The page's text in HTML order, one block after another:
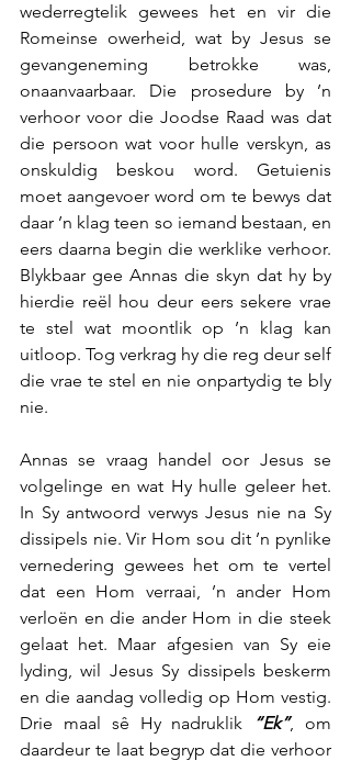
wederregtelik gewees het en vir die
Romeinse owerheid, wat by Jesus se
gevangeneming betrokke was,
onaanvaarbaar. Die prosedure by ’n
verhoor voor die Joodse Raad was dat
die persoon wat voor hulle verskyn, as
onskuldig beskou word. Getuienis
moet aangevoer word om te bewys dat
daar ’n klag teen so iemand bestaan, en
eers daarna begin die werklike verhoor.
Blykbaar gee Annas die skyn dat hy by
hierdie reël hou deur eers sekere vrae
te stel wat moontlik op ’n klag kan
uitloop. Tog verkrag hy die reg deur self
die vrae te stel en nie onpartydig te bly
nie.
Annas se vraag handel oor Jesus se
volgelinge en wat Hy hulle geleer het.
In Sy antwoord verwys Jesus nie na Sy
dissipels nie. Vir Hom sou dit ’n pynlike
vernedering gewees het om te vertel
dat een Hom verraai, ’n ander Hom
verloën en die ander Hom in die steek
gelaat het. Maar afgesien van Sy eie
lyding, wil Jesus Sy dissipels beskerm
en die aandag volledig op Hom vestig.
Drie maal sê Hy nadruklik
“Ek”, om
daardeur te laat begryp dat die verhoor